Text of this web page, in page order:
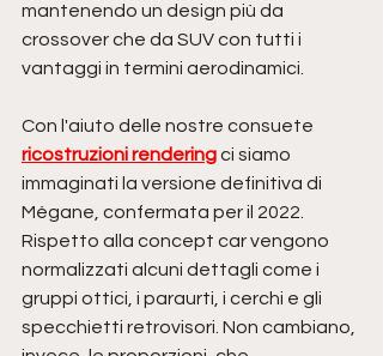
mantenendo un design più da
crossover che da SUV con tutti i
vantaggi in termini aerodinamici.
Con l'aiuto delle nostre consuete
ricostruzioni rendering ci siamo
immaginati la versione definitiva di
Mégane, confermata per il 2022.
Rispetto alla concept car vengono
normalizzati alcuni dettagli come i
gruppi ottici, i paraurti, i cerchi e gli
specchietti retrovisori. Non cambiano,